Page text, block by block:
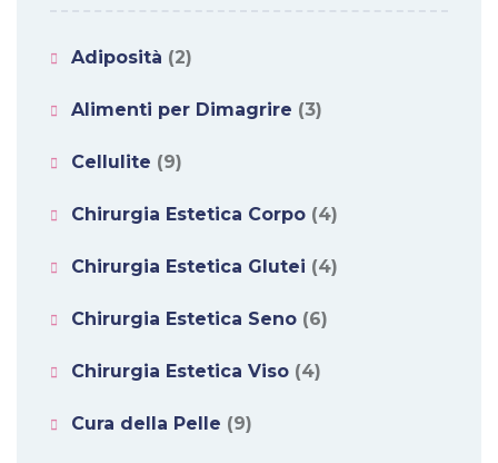
Adiposità (2)
Alimenti per Dimagrire (3)
Cellulite (9)
Chirurgia Estetica Corpo (4)
Chirurgia Estetica Glutei (4)
Chirurgia Estetica Seno (6)
Chirurgia Estetica Viso (4)
Cura della Pelle (9)